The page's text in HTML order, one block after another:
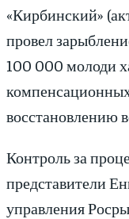
«Кирбинский»
провел
100 000 молоди
восстановлению
Контроль за
представители
управления